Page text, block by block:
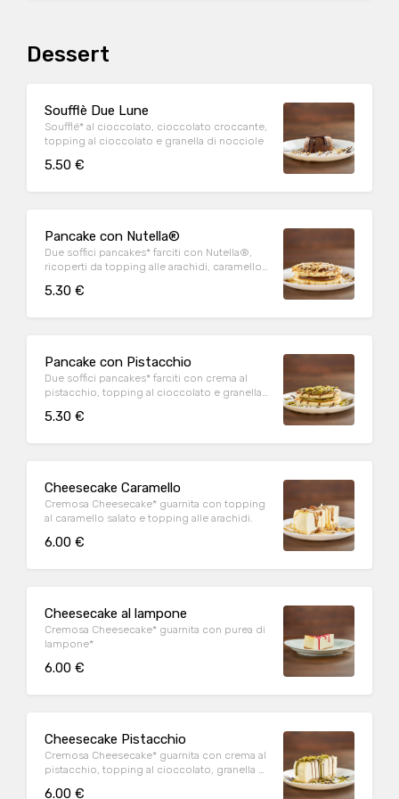
Dessert
Soufflè Due Lune
Soufflé* al cioccolato, cioccolato croccante,
topping al cioccolato e granella di nocciole
5.50 €
Pancake con Nutella®
Due soffici pancakes* farciti con Nutella®,
ricoperti da topping alle arachidi, caramello
5.30 €
Pancake con Pistacchio
Due soffici pancakes* farciti con crema al
pistacchio, topping al cioccolato e granella
5.30 €
Cheesecake Caramello
Cremosa Cheesecake* guarnita con topping
al caramello salato e topping alle arachidi.
6.00 €
Cheesecake al lampone
Cremosa Cheesecake* guarnita con purea di
lampone*
6.00 €
Cheesecake Pistacchio
Cremosa Cheesecake* guarnita con crema al
pistacchio, topping al cioccolato, granella di
6.00 €